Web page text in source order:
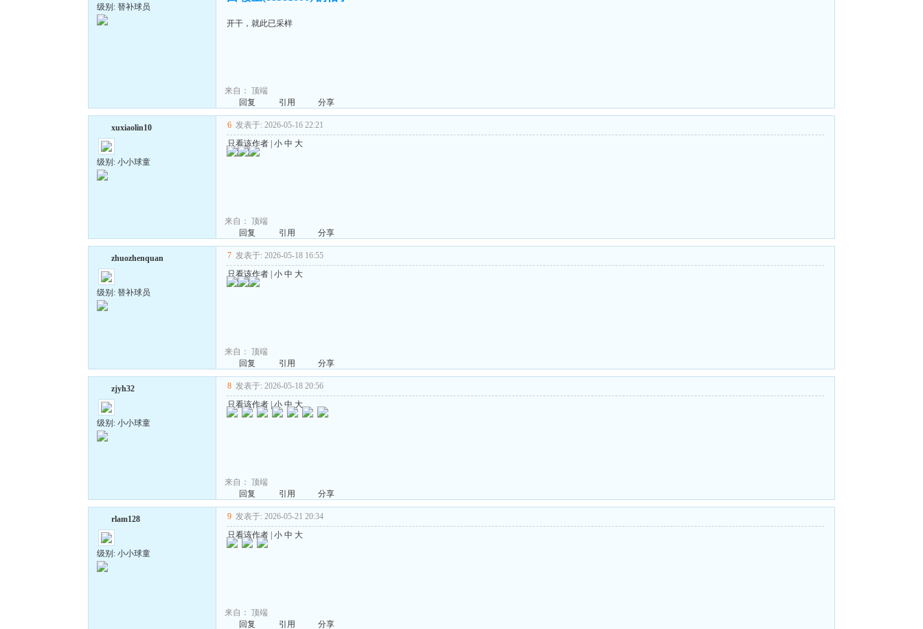
级别: 替补球员
开干，就此已采样
来自： 顶端
回复
引用 分享
xuxiaolin10
级别: 小小球童
6 发表于: 2026-05-16 22:21
只看该作者| 小 中 大
来自： 顶端
回复
引用 分享
zhuozhenquan
级别: 替补球员
7 发表于: 2026-05-18 16:55
只看该作者| 小 中 大
来自： 顶端
回复
引用 分享
zjyh32
级别: 小小球童
8 发表于: 2026-05-18 20:56
只看该作者|小 中 大
来自： 顶端
回复
引用 分享
rlam128
级别: 小小球童
9 发表于: 2026-05-21 20:34
只看该作者| 小 中 大
来自： 顶端
回复
引用 分享